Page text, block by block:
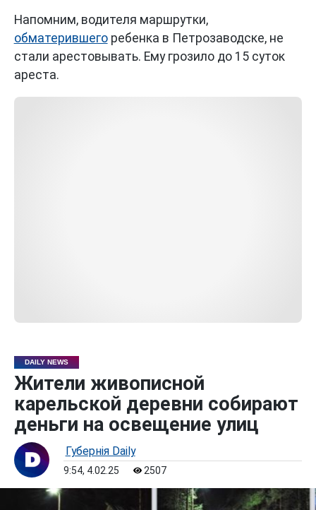
Напомним, водителя маршрутки,
обматерившегоребенка в Петрозаводске, не
стали арестовывать. Ему грозило до 15 суток
ареста.
DAILY NEWS
Жители живописной
карельской деревни собирают
деньги на освещение улиц
Губернiя Daily
9:54, 4.02.25 2507